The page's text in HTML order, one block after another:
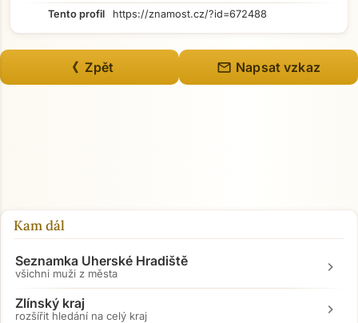
Tento profil
https://znamost.cz/?id=672488
《 Zpět mail Napsat vzkaz
Kam dál
Seznamka Uherské Hradiště
všichni muži z města chevron_right
Zlínský kraj
rozšířit hledání na celý kraj chevron_right